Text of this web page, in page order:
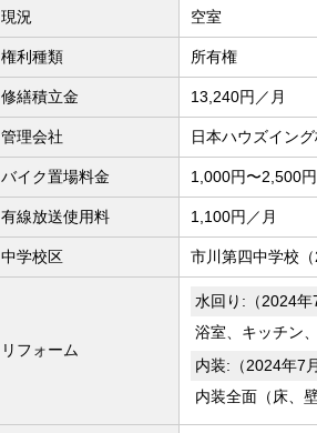
現況 空室
権利種類 所有権
修繕積立金 13,240円／月
管理会社 日本ハウズイン
バイク置場料金 1,000円〜2,500
有線放送使用料 1,100円／月
中学校区 市川第四中学校
リフォーム
水回り:（2024年
浴室、キッチン
内装:（2024年7
内装全面（床、